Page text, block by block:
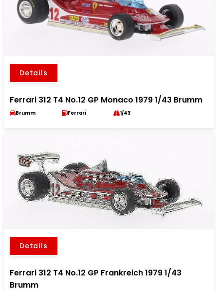
Details
Ferrari 312 T4 No.12 GP Monaco 1979 1/43 Brumm
Brumm Ferrari 1/43
Details
Ferrari 312 T4 No.12 GP Frankreich 1979 1/43
Brumm